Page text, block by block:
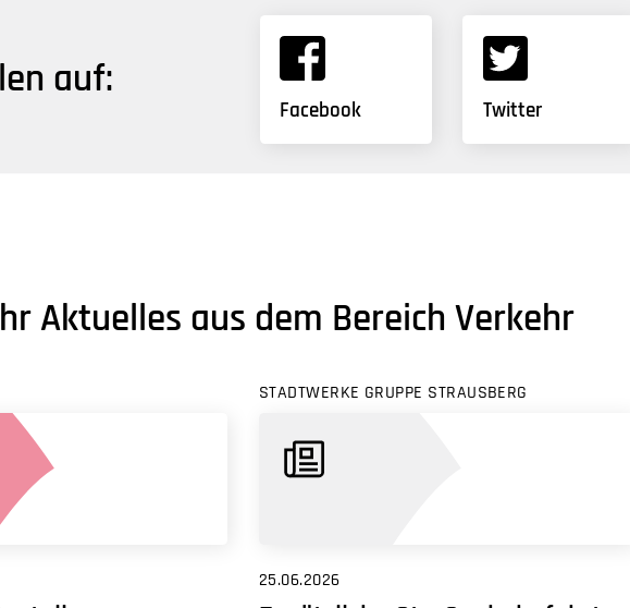
auf:
Facebook Twitter
Aktuelles aus dem Bereich Verkehr
STADTWERKE GRUPPE STRAUSBERG
25.06.2026